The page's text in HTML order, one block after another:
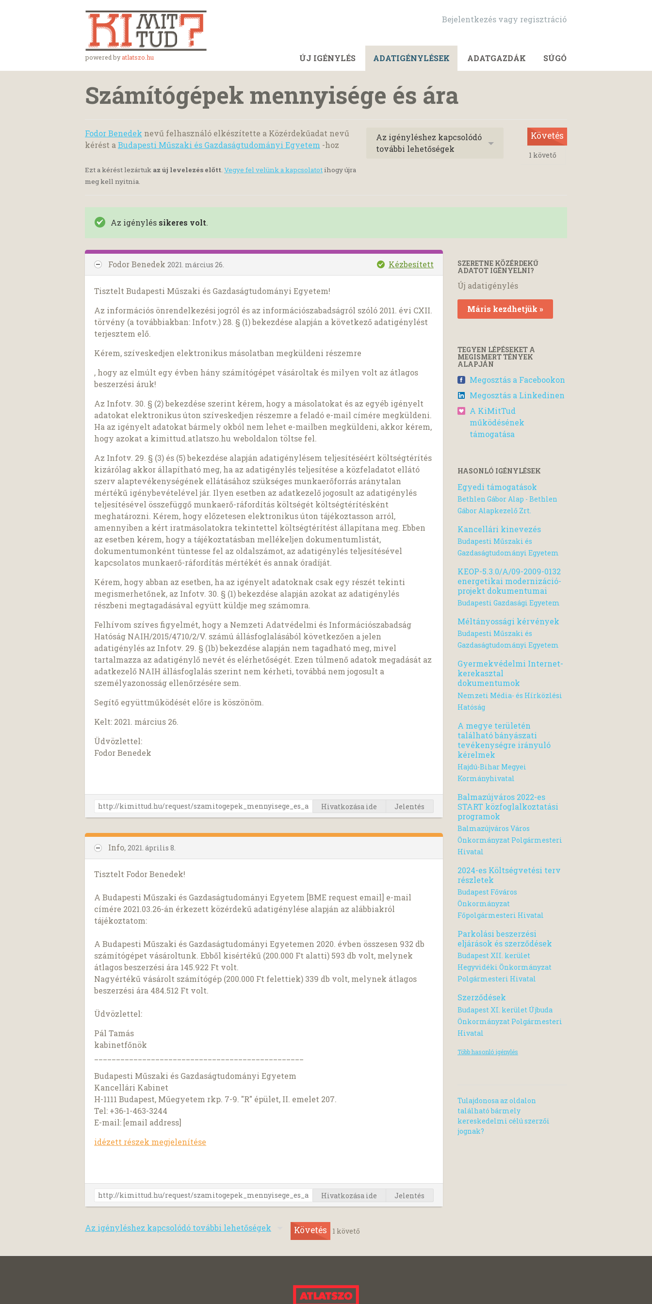
powered byatlatszo.hu
Bejelentkezés vagy regisztráció
ÚJ IGÉNYLÉS ADATIGÉNYLÉSEK ADATGAZDÁK SÚGÓ
Számítógépek mennyisége és ára
Fodor Benedek nevű felhasználó elkészítette a Közérdekűadat nevű
kérést a Budapesti Műszaki és Gazdaságtudományi Egyetem -hoz
Ezt a kérést lezártuk az új levelezés előtt. Vegye fel velünk a kapcsolatotihogy újra
meg kell nyitnia.
Az igényléshez kapcsolódó
további lehetőségek
Követés
1 követő
Az igénylés sikeres volt.
Fodor Benedek 2021. március 26. Kézbesített
Tisztelt Budapesti Műszaki és Gazdaságtudományi Egyetem!
Az információs önrendelkezési jogról és az információszabadságról szóló 2011. évi CXII.
törvény (a továbbiakban: Infotv.) 28. § (1) bekezdése alapján a következő adatigénylést
terjesztem elő.
Kérem, szíveskedjen elektronikus másolatban megküldeni részemre
, hogy az elmúlt egy évben hány számítógépet vásároltak és milyen volt az átlagos
beszerzési áruk!
Az Infotv. 30. § (2) bekezdése szerint kérem, hogy a másolatokat és az egyéb igényelt
adatokat elektronikus úton szíveskedjen részemre a feladó e-mail címére megküldeni.
Ha az igényelt adatokat bármely okból nem lehet e-mailben megküldeni, akkor kérem,
hogy azokat a kimittud.atlatszo.hu weboldalon töltse fel.
Az Infotv. 29. § (3) és (5) bekezdése alapján adatigénylésem teljesítéséért költségtérítés
kizárólag akkor állapítható meg, ha az adatigénylés teljesítése a közfeladatot ellátó
szerv alaptevékenységének ellátásához szükséges munkaerőforrás aránytalan
mértékű igénybevételével jár. Ilyen esetben az adatkezelő jogosult az adatigénylés
teljesítésével összefüggő munkaerő-ráfordítás költségét költségtérítésként
meghatározni. Kérem, hogy előzetesen elektronikus úton tájékoztasson arról,
amennyiben a kért iratmásolatokra tekintettel költségtérítést állapítana meg. Ebben
az esetben kérem, hogy a tájékoztatásban mellékeljen dokumentumlistát,
dokumentumonként tüntesse fel az oldalszámot, az adatigénylés teljesítésével
kapcsolatos munkaerő-ráfordítás mértékét és annak óradíját.
Kérem, hogy abban az esetben, ha az igényelt adatoknak csak egy részét tekinti
megismerhetőnek, az Infotv. 30. § (1) bekezdése alapján azokat az adatigénylés
részbeni megtagadásával együtt küldje meg számomra.
Felhívom szíves figyelmét, hogy a Nemzeti Adatvédelmi és Információszabadság
Hatóság NAIH/2015/4710/2/V. számú állásfoglalásából következően a jelen
adatigénylés az Infotv. 29. § (1b) bekezdése alapján nem tagadható meg, mivel
tartalmazza az adatigénylő nevét és elérhetőségét. Ezen túlmenő adatok megadását az
adatkezelő NAIH állásfoglalás szerint nem kérheti, továbbá nem jogosult a
személyazonosság ellenőrzésére sem.
Segítő együttműködését előre is köszönöm.
Kelt: 2021. március 26.
Üdvözlettel:
Fodor Benedek
Hivatkozása ide Jelentés
Info, 2021. április 8.
Tisztelt Fodor Benedek!
A Budapesti Műszaki és Gazdaságtudományi Egyetem [BME request email] e-mail
címére 2021.03.26-án érkezett közérdekű adatigénylése alapján az alábbiakról
tájékoztatom:
A Budapesti Műszaki és Gazdaságtudományi Egyetemen 2020. évben összesen 932 db
számítógépet vásároltunk. Ebből kisértékű (200.000 Ft alatti) 593 db volt, melynek
átlagos beszerzési ára 145.922 Ft volt.
Nagyértékű vásárolt számítógép (200.000 Ft felettiek) 339 db volt, melynek átlagos
beszerzési ára 484.512 Ft volt.
Üdvözlettel:
Pál Tamás
kabinetfőnök
Budapesti Műszaki és Gazdaságtudományi Egyetem
Kancellári Kabinet
H-1111 Budapest, Műegyetem rkp. 7-9. "R" épület, II. emelet 207.
Tel: +36-1-463-3244
E-mail: [email address]
idézett részek megjelenítése
Hivatkozása ide Jelentés
Az igényléshez kapcsolódó további lehetőségek Követés 1 követő
SZERETNE KÖZÉRDEKŰ
ADATOT IGÉNYELNI?
Új adatigénylés
Máris kezdhetjük »
TEGYEN LÉPÉSEKET A
MEGISMERT TÉNYEK
ALAPJÁN
Megosztás a Facebookon
Megosztás a Linkedinen
A KiMitTud
működésének
támogatása
HASONLÓ IGÉNYLÉSEK
Egyedi támogatások
Bethlen Gábor Alap - Bethlen
Gábor Alapkezelő Zrt.
Kancellári kinevezés
Budapesti Műszaki és
Gazdaságtudományi Egyetem
KEOP-5.3.0/A/09-2009-0132
energetikai modernizáció-
projekt dokumentumai
Budapesti Gazdasági Egyetem
Méltányossági kérvények
Budapesti Műszaki és
Gazdaságtudományi Egyetem
Gyermekvédelmi Internet-
kerekasztal
dokumentumok
Nemzeti Média- és Hírközlési
Hatóság
A megye területén
található bányászati
tevékenységre irányuló
kérelmek
Hajdú-Bihar Megyei
Kormányhivatal
Balmazújváros 2022-es
START közfoglalkoztatási
programok
Balmazújváros Város
Önkormányzat Polgármesteri
Hivatal
2024-es Költségvetési terv
részletek
Budapest Főváros
Önkormányzat
Főpolgármesteri Hivatal
Parkolási beszerzési
eljárások és szerződések
Budapest XII. kerület
Hegyvidéki Önkormányzat
Polgármesteri Hivatal
Szerződések
Budapest XI. kerület Újbuda
Önkormányzat Polgármesteri
Hivatal
Több hasonló igénylés
Tulajdonosa az oldalon
található bármely
kereskedelmi célú szerzői
jognak?